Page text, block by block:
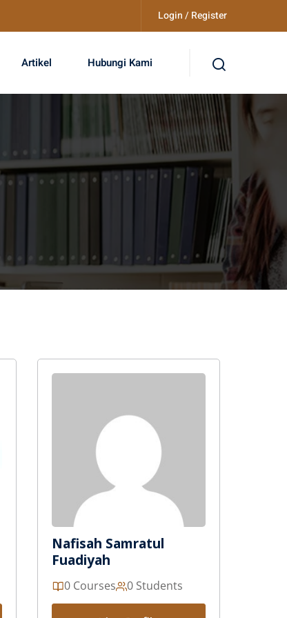
Login / Register
Artikel Hubungi Kami
Nafisah Samratul
Fuadiyah
0 Courses 0 Students